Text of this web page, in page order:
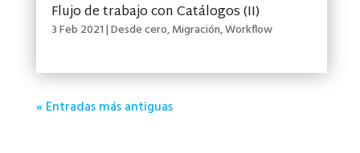
Flujo de trabajo con Catálogos (II)
3 Feb 2021|Desde cero,Migración,Workflow
« Entradas más antiguas